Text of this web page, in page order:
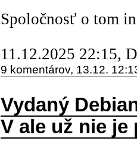
Spoločnosť o tom
11.12.2025 22:15,
9 komentárov, 13.12.
Vydaný
V ale už nie je